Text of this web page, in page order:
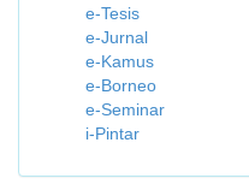
e-Tesis
e-Jurnal
e-Kamus
e-Borneo
e-Seminar
i-Pintar